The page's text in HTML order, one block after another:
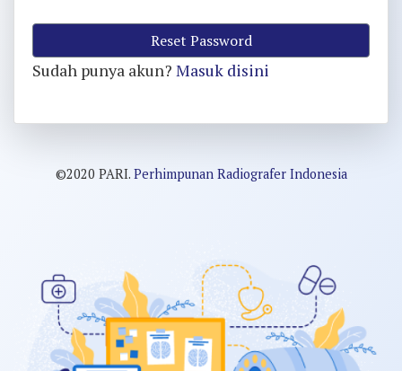
Reset Password
Sudah punya akun? Masuk disini
©2020 PARI. Perhimpunan Radiografer Indonesia